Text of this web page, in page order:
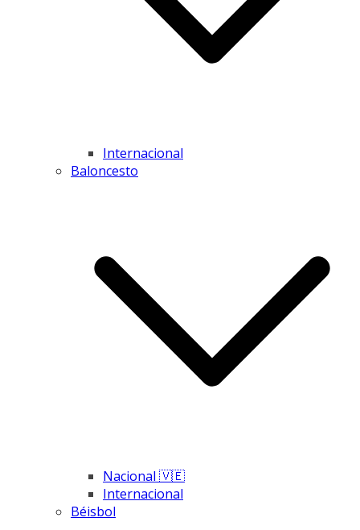
Internacional
Baloncesto
Nacional 🇻🇪
Internacional
Béisbol